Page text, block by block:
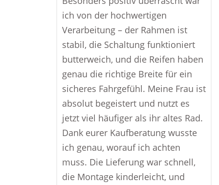
ich von der hochwertigen
Verarbeitung – der Rahmen ist
stabil, die Schaltung funktioniert
butterweich, und die Reifen haben
genau die richtige Breite für ein
sicheres Fahrgefühl. Meine Frau ist
absolut begeistert und nutzt es
jetzt viel häufiger als ihr altes Rad.
Dank eurer Kaufberatung wusste
ich genau, worauf ich achten
muss. Die Lieferung war schnell,
die Montage kinderleicht, und